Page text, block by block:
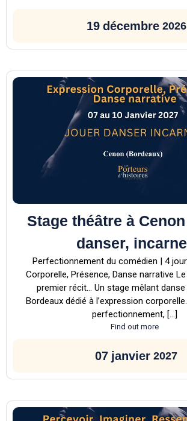
19 décembre 2026
Stage théâtre à
danser,
Perfectionnement du comédien | 4
Corporelle, Présence, Danse narrative
premier récit… Un stage mêlant
Bordeaux dédié à l’expression
perfectionnement, […]
Find out more
07 janvier 2027